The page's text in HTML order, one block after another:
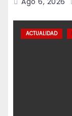
ACTUALIDAD